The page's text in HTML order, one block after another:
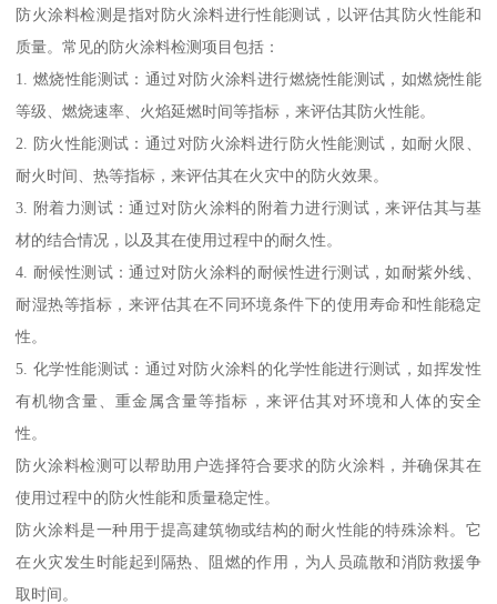
防火涂料检测是指对防火涂料进行性能测试，以评估其防火性能和
质量。常见的防火涂料检测项目包括：
1. 燃烧性能测试：通过对防火涂料进行燃烧性能测试，如燃烧性能
等级、燃烧速率、火焰延燃时间等指标，来评估其防火性能。
2. 防火性能测试：通过对防火涂料进行防火性能测试，如耐火限、
耐火时间、热等指标，来评估其在火灾中的防火效果。
3. 附着力测试：通过对防火涂料的附着力进行测试，来评估其与基
材的结合情况，以及其在使用过程中的耐久性。
4. 耐候性测试：通过对防火涂料的耐候性进行测试，如耐紫外线、
耐湿热等指标，来评估其在不同环境条件下的使用寿命和性能稳定
性。
5. 化学性能测试：通过对防火涂料的化学性能进行测试，如挥发性
有机物含量、重金属含量等指标，来评估其对环境和人体的安全
性。
防火涂料检测可以帮助用户选择符合要求的防火涂料，并确保其在
使用过程中的防火性能和质量稳定性。
防火涂料是一种用于提高建筑物或结构的耐火性能的特殊涂料。它
在火灾发生时能起到隔热、阻燃的作用，为人员疏散和消防救援争
取时间。